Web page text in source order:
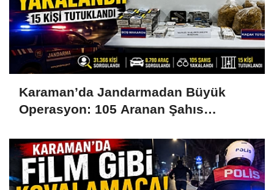
Karaman’da Jandarmadan Büyük
Operasyon: 105 Aranan Şahıs